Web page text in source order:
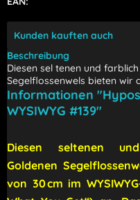
Kunden kauften auch
Beschreibung
Diesen sel tenen und
Segelflossenwels bieten wir
Informationen
WYSIWYG #139"
Diesen seltenen
Goldenen
von 30 cm im